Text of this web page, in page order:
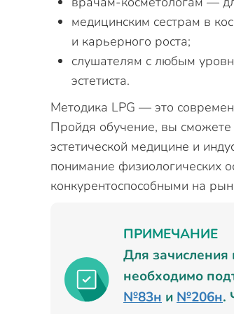
медицинским сестрам в
и карьерного роста;
слушателям с любым
эстетиста.
Методика LPG — это
Пройдя обучение, вы
эстетической медицине и
понимание физиологических
конкурентоспособными на
ПРИМЕЧАНИЕ
Для зачисления
необходимо
№83н и №206н.